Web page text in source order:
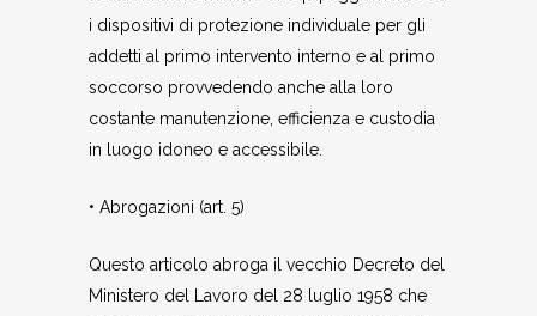
i dispositivi di protezione individuale per gli
addetti al primo intervento interno e al primo
soccorso provvedendo anche alla loro
costante manutenzione, efficienza e custodia
in luogo idoneo e accessibile.
• Abrogazioni (art. 5)
Questo articolo abroga il vecchio Decreto del
Ministero del Lavoro del 28 luglio 1958 che